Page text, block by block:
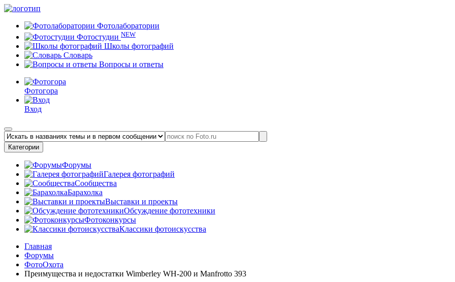
Фотолаборатории
Фотостудии NEW
Школы фотографий
Словарь
Вопросы и ответы
Фотогора
Вход
Категории
Форумы
Галерея фотографий
Сообщества
Барахолка
Выставки и проекты
Обсуждение фототехники
Фотоконкурсы
Классики фотоискусства
Главная
Форумы
ФотоОхота
Преимущества и недостатки Wimberley WH-200 и Manfrotto 393